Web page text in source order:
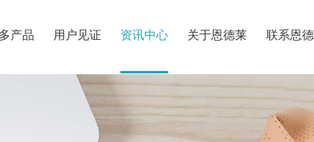
产品 用户见证 资讯中心 关于恩德莱 联系恩